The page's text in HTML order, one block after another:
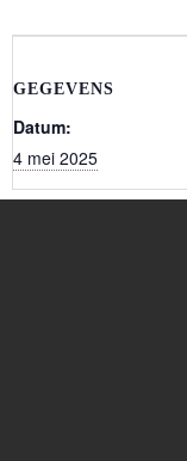
GEGEVENS
Datum:
4 mei 2025